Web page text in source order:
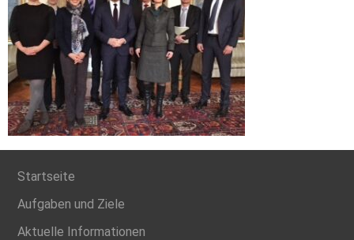
Startseite
Aufgaben und Ziele
Aktuelle Informationen